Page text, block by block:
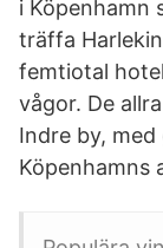
i Köpenhamn
träffa
femtiotal
vågor. De
Indre by,
Köpenhamns